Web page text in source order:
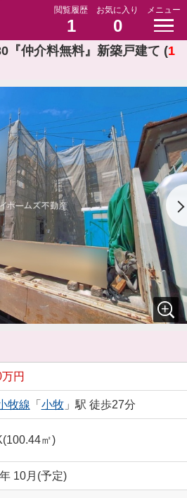
閲覧履歴
1
お気に入り
0
メニュー
『仲介料無料』新築戸建て (1
円
牧線 「 小牧」駅 徒歩27分
㎡)
10月(予定)